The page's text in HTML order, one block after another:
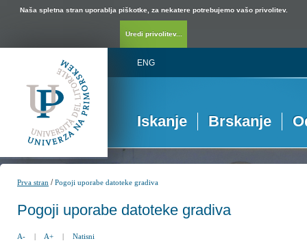
Naša spletna stran uporablja piškotke, za nekatere potrebujemo vašo privolitev.
Uredi privolitev...
ENG
Iskanje Brskanje
Prva stran /Pogoji uporabe datoteke gradiva
Pogoji uporabe datoteke gradiva
A- | A+ | Natisni